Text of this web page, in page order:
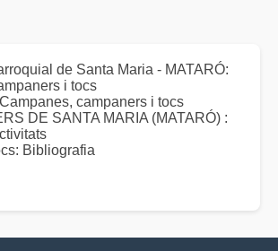
de Santa Maria - MATARÓ:
i tocs
campaners i tocs
DE SANTA MARIA (MATARÓ) :
Bibliografia